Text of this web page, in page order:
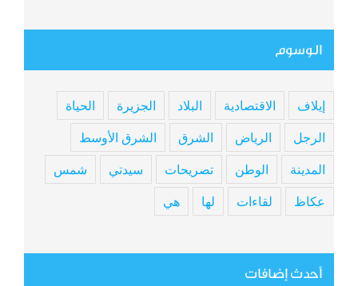
الوسوم
إيلاف الاقتصادية البلاد الجزيرة الحياة
الرجل الرياض الشرق الشرق الأوسط
المدينة الوطن تصريحات سيدتي شمس
عكاظ لقاءات لها هي
أحدث إضافات